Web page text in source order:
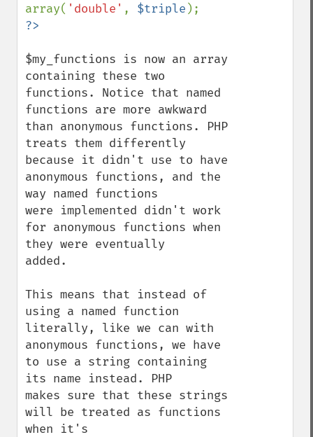
array( 'double' , $triple
$my_functions is now an array
containing these two
functions. Notice that named
functions are more awkward
than anonymous functions. PHP
treats them differently
because it didn't use to have
anonymous functions, and the
way named functions
were implemented didn't work
for anonymous functions when
they were eventually
added.
This means that instead of
using a named function
literally, like we can with
anonymous functions, we have
to use a string containing
its name instead. PHP
makes sure that these strings
will be treated as functions
when it's